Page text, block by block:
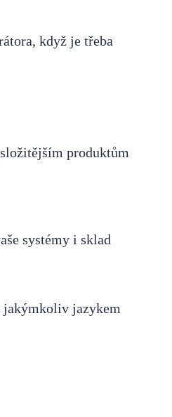
když je třeba
produktům
systémy i sklad
jazykem